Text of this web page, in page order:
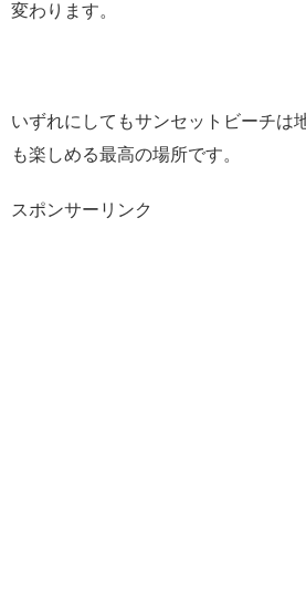
変わります。
いずれにしてもサンセットビーチは
も楽しめる最高の場所です。
スポンサーリンク